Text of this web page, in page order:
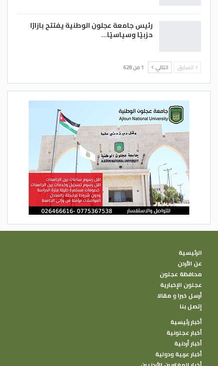
رئيس جامعة عجلون الوطنية يفتتح بازارًا
حزبيًا وسياسيًا…
السابق التالي 1 من 628
الرئيسية
عن الأردن
محافظة عجلون
عجلون الإخبارية
أرسل خبرا و مقالا
إتصل بنا
أخبار رئيسية
أخبار عجلونية
أخبار أردنية
أخبار عربية ودولية